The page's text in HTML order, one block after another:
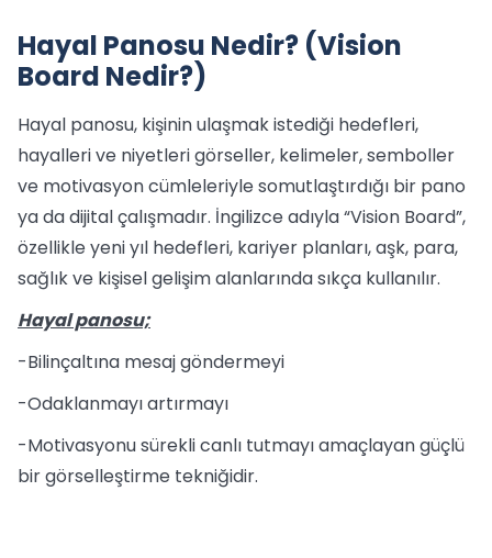
Hayal Panosu Nedir? (Vision
Board Nedir?)
Hayal panosu, kişinin ulaşmak istediği hedefleri,
hayalleri ve niyetleri görseller, kelimeler, semboller
ve motivasyon cümleleriyle somutlaştırdığı bir pano
ya da dijital çalışmadır. İngilizce adıyla “Vision Board”,
özellikle yeni yıl hedefleri, kariyer planları, aşk, para,
sağlık ve kişisel gelişim alanlarında sıkça kullanılır.
Hayal panosu;
-Bilinçaltına mesaj göndermeyi
-Odaklanmayı artırmayı
-Motivasyonu sürekli canlı tutmayı amaçlayan güçlü
bir görselleştirme tekniğidir.